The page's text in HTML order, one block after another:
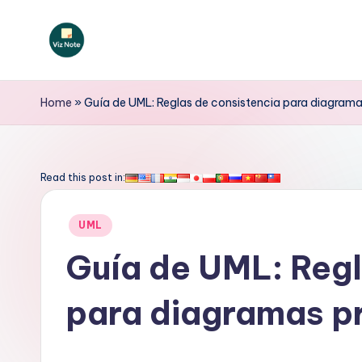
V
iz
o
Home »Guía de UML: Reglas de consistencia para
Read this post in:
Publicado
UML
Guía de UML:
para diagramas